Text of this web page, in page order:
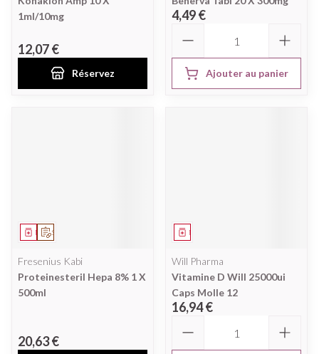
1ml/10mg
12,07 €
Réservez
4,49 €
Ajouter au panier
Sur prescription
Médicament
Fresenius Kabi
Proteinesteril Hepa 8% 1 X
500ml
20,63 €
Médicament
Will Pharma
Vitamine D Will 25000ui
Caps Molle 12
16,94 €